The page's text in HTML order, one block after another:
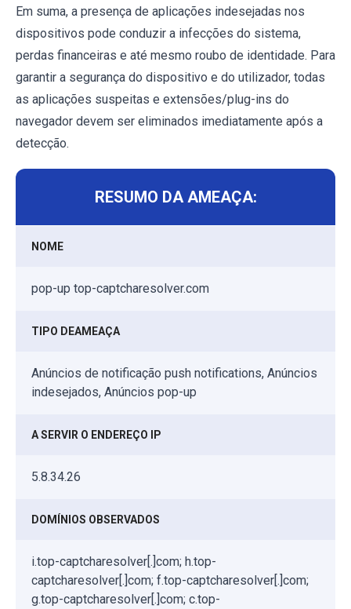
Em suma, a presença de aplicações indesejadas nos
dispositivos pode conduzir a infecções do sistema,
perdas financeiras e até mesmo roubo de identidade. Para
garantir a segurança do dispositivo e do utilizador, todas
as aplicações suspeitas e extensões/plug-ins do
navegador devem ser eliminados imediatamente após a
detecção.
RESUMO DA AMEAÇA:
NOME
pop-up top-captcharesolver.com
TIPO DEAMEAÇA
Anúncios de notificação push notifications, Anúncios
indesejados, Anúncios pop-up
A SERVIR O ENDEREÇO IP
5.8.34.26
DOMÍNIOS OBSERVADOS
i.top-captcharesolver[.]com; h.top-
captcharesolver[.]com; f.top-captcharesolver[.]com;
g.top-captcharesolver[.]com; c.top-